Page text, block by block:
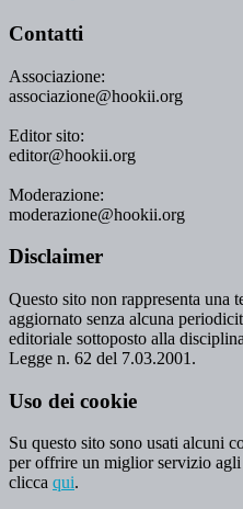
Contatti
Associazione:
associazione@hookii.org
Editor sito:
editor@hookii.org
Moderazione:
moderazione@hookii.org
Disclaimer
Questo sito non rappresenta una
aggiornato senza alcuna
editoriale sottoposto alla
Legge n. 62 del 7.03.2001.
Uso dei cookie
Su questo sito sono usati alcuni
per offrire un miglior servizio
clicca qui.